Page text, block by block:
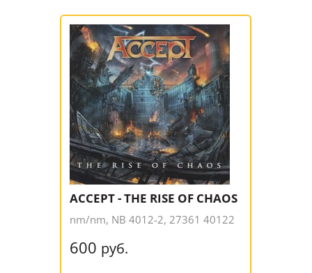
ACCEPT - THE RISE OF CHAOS
nm/nm, NB 4012-2, 27361 40122
600 руб.